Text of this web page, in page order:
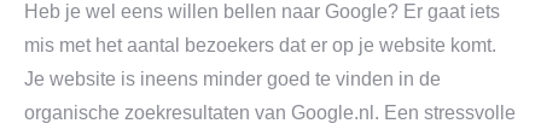
Heb je wel eens willen bellen naar Google? Er gaat iets
mis met het aantal bezoekers dat er op je website komt.
Je website is ineens minder goed te vinden in de
organische zoekresultaten van Google.nl. Een stressvolle